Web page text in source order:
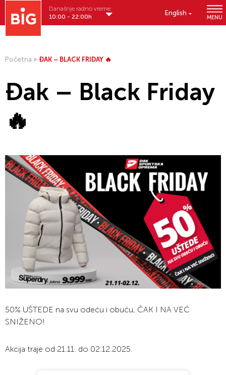
English
MENU
Današnje radno vreme:
10:00 - 22:00h
Početna » ĐAK – BLACK FRIDAY 🔥
Đak – Black Friday
🔥
50% UŠTEDE na svu odeću i obuću, ČAK I NA VEĆ
SNIŽENO!
Akcija traje od 21.11. do 02.12.2025.